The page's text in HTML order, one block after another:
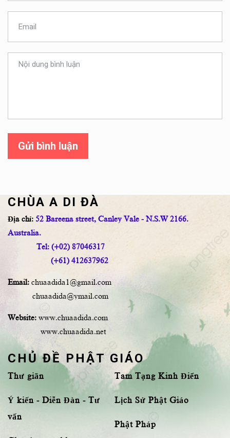
Gửi bình luận
CHÙA A DI ĐÀ
Địa chỉ: 52 Bareena street, Canley Vale - N.S.W 2166.
Australia.
Tel: (+02) 87046317
(+61) 412637962
Email: chuaadida1@gmail.com
chuaadida@ymail.com
Website: www.chuaadida.com
www.chuaadida.net
CHỦ ĐỀ PHẬT GIÁO
Thư giãn
Ý kiến - Diễn Đàn - Tư
vấn
Tam Tạng Kinh Điển
Lịch Sử Phật Giáo
Phật Pháp